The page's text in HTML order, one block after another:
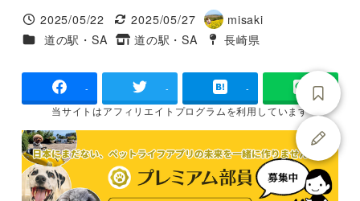
投稿日
2025/05/22
更新日
2025/05/27
著
者
misaki
施設ジャンル
道の駅・SA
タグ
道の駅・SA
タグ
長崎県
- - -
当サイトはアフィリエイトプログラムを利用しています